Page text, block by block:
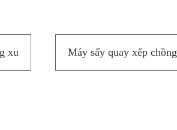
xu Máy sấy quay xếp chồng